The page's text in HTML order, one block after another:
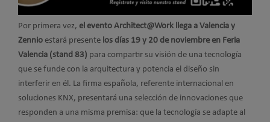
Por primera vez, el evento Architect@Work llega a Valencia y
Zennio estará presente los días 19 y 20 de noviembre en Feria
Valencia (stand 83) para compartir su visión de una tecnología
que se funde con la arquitectura y potencia el diseño sin
interferir en él. La firma española, referente internacional en
soluciones KNX, presentará una selección de innovaciones que
responden a una misma premisa: que la tecnología se adapte al